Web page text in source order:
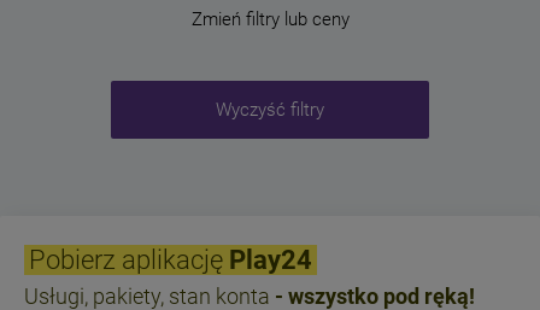
Zmień filtry lub ceny
Wyczyść filtry
Pobierz aplikację Play24
Usługi, pakiety, stan konta - wszystko pod ręką!